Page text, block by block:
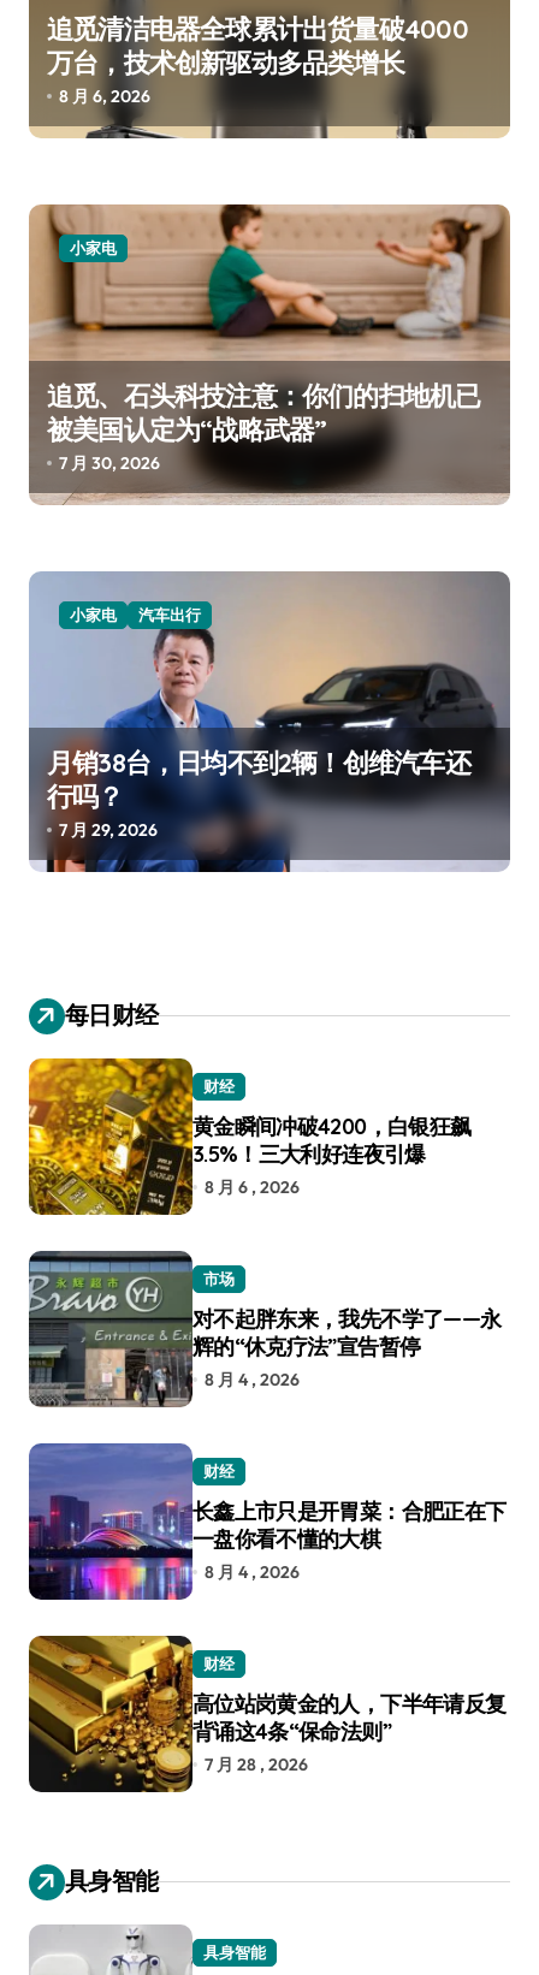
追觅清洁电器全球累计出货量破4000
万台，技术创新驱动多品类增长
8 月 6, 2026
小家电
追觅、石头科技注意：你们的扫地机已
被美国认定为“战略武器”
7 月 30, 2026
小家电 汽车出行
月销38台，日均不到2辆！创维汽车还
行吗？
7 月 29, 2026
每日财经
财经
黄金瞬间冲破4200，白银狂飙
3.5%！三大利好连夜引爆
8 月 6 , 2026
市场
对不起胖东来，我先不学了——永
辉的“休克疗法”宣告暂停
8 月 4 , 2026
财经
长鑫上市只是开胃菜：合肥正在下
一盘你看不懂的大棋
8 月 4 , 2026
财经
高位站岗黄金的人，下半年请反复
背诵这4条“保命法则”
7 月 28 , 2026
具身智能
具身智能